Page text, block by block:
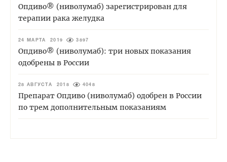
Опдиво® (ниволумаб) зарегистрирован для
терапии рака желудка
24 МАРТА 2019 3897
Опдиво® (ниволумаб): три новых показания
одобрены в России
28 АВГУСТА 2018 4048
Препарат Опдиво (ниволумаб) одобрен в России
по трем дополнительным показаниям